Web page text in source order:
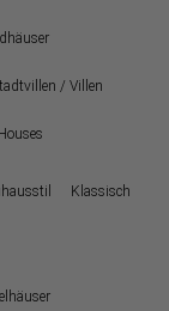
/ Villen
Klassisch